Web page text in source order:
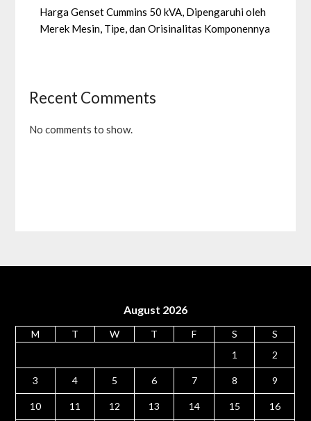
Harga Genset Cummins 50 kVA, Dipengaruhi oleh
Merek Mesin, Tipe, dan Orisinalitas Komponennya
Recent Comments
No comments to show.
August 2026
M T W T F S
S
1
2
3 4 5 6 7 8 9
10 11 12 13 14 15 16